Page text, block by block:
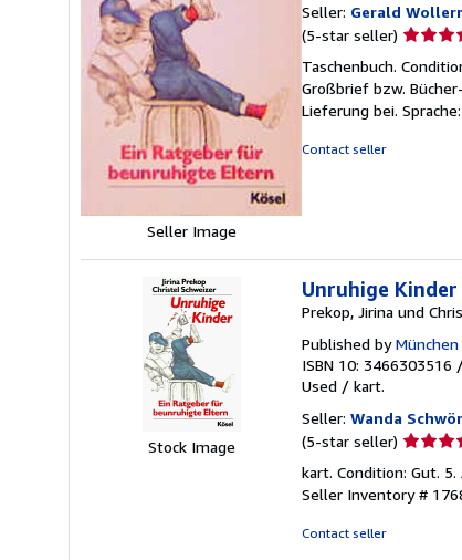
Seller Image
Seller: Gerald
(5-star seller) Seller
5
out
of
Taschenbuch.
Großbrief bzw.
Lieferung bei.
Contact seller
Stock Image
Unruhige
Prekop, Jirina und
Published by
ISBN 10: 3466303516
Used / kart.
Seller: Wanda
(5-star seller) Seller
5
out
kart. Condition: Gut.
Seller Inventory #
Contact seller